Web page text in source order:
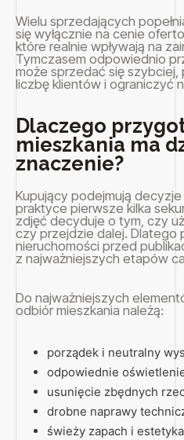
Wielu sprzedających
się wyłącznie na cenie
które realnie wpływają na
Tymczasem odpowiednio
może sprzedać się szybciej,
liczbę klientów i ograniczyć
Dlaczego
mieszkania ma
znaczenie?
Kupujący podejmują
praktyce pierwsze kilka
zdjęć decyduje o tym, czy
czy przejdzie dalej. Dlatego
nieruchomości przed
z najważniejszych etapów
Do najważniejszych
odbiór mieszkania należą:
porządek i neutralny
odpowiednie
usunięcie zbędnych
drobne naprawy
świeży zapach i